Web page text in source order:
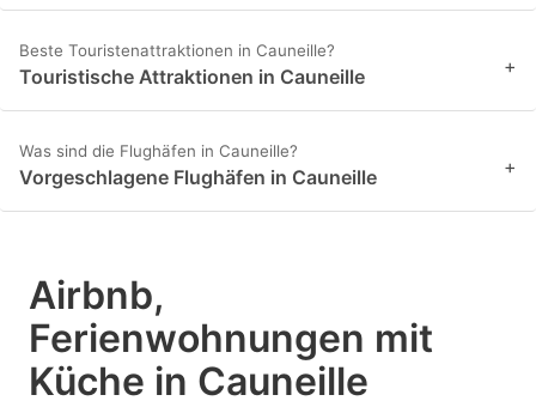
Beste Touristenattraktionen in Cauneille?
Touristische Attraktionen in Cauneille +
Was sind die Flughäfen in Cauneille?
Vorgeschlagene Flughäfen in Cauneille +
Airbnb,
Ferienwohnungen mit
Küche in Cauneille